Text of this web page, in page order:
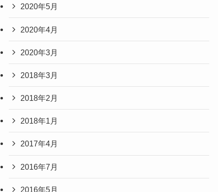
2020年5月
2020年4月
2020年3月
2018年3月
2018年2月
2018年1月
2017年4月
2016年7月
2016年5月